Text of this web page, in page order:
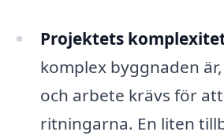
Projektets
komplex byggnaden
och arbete krävs för
ritningarna. En liten